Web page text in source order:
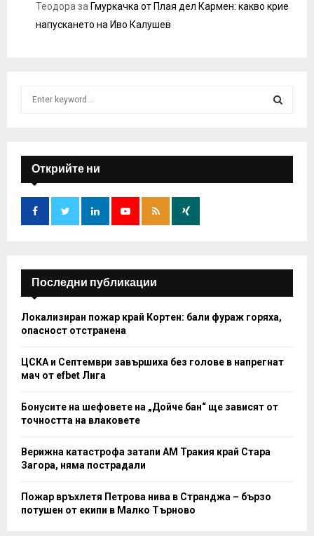
Теодора за Гмуркачка от Плая дел Кармен: какво крие
напускането на Иво Калушев
f
o
:
E
A
H
Открийте ни
Последни публикации
Локализиран пожар край Кортен: бали фураж горяха,
опасност отстранена
ЦСКА и Септември завършиха без голове в напрегнат
мач от efbet Лига
Бонусите на шефовете на „Дойче бан“ ще зависят от
точността на влаковете
Верижна катастрофа затапи АМ Тракия край Стара
Загора, няма пострадали
Пожар връхлетя Петрова нива в Странджа – бързо
потушен от екипи в Малко Търново